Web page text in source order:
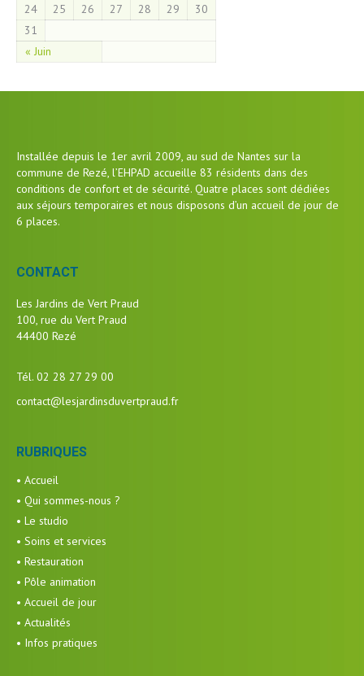
« Juin
24
25 26 27 28 29
30
31
Installée depuis le 1er avril 2009, au sud de Nantes sur la
commune de Rezé, l’EHPAD accueille 83 résidents dans des
conditions de confort et de sécurité. Quatre places sont dédiées
aux séjours temporaires et nous disposons d’un accueil de jour de
6 places.
CONTACT
Les Jardins de Vert Praud
100, rue du Vert Praud
44400 Rezé
Tél. 02 28 27 29 00
contact@lesjardinsduvertpraud.fr
RUBRIQUES
• Accueil
• Qui sommes-nous ?
• Le studio
• Soins et services
• Restauration
• Pôle animation
• Accueil de jour
• Actualités
• Infos pratiques